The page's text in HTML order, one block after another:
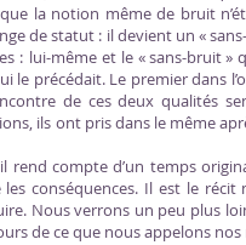
la notion même de bruit
de statut : il devient un «
lui-même et le « sans-bruit »
le précédait. Le premier dans
de ces deux qualités
ils ont pris dans le même
rend compte d’un temps
conséquences. Il est le récit
Nous verrons un peu plus
de ce que nous appelons